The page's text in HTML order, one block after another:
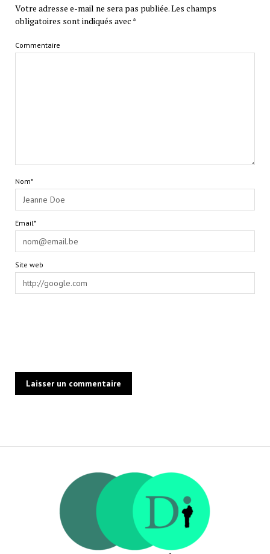
Votre adresse e-mail ne sera pas publiée.Les champs
obligatoires sont indiqués avec *
Commentaire
Nom*
Email*
Site web